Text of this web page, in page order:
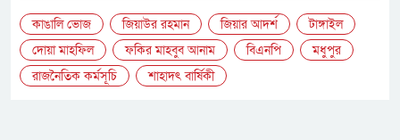
কাঙালি ভোজ জিয়াউর রহমান জিয়ার আদর্শ
টাঙ্গাইল
দোয়া মাহফিল
ফকির মাহবুব আনাম বিএনপি
মধুপুর
রাজনৈতিক কর্মসূচি
শাহাদৎ বার্ষিকী